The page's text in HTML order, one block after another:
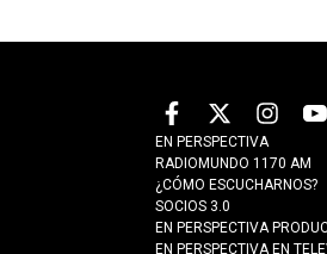
EN PERSPECTIVA
RADIOMUNDO 1170 AM
¿CÓMO ESCUCHARNOS?
SOCIOS 3.0
EN PERSPECTIVA
EN PERSPECTIVA EN